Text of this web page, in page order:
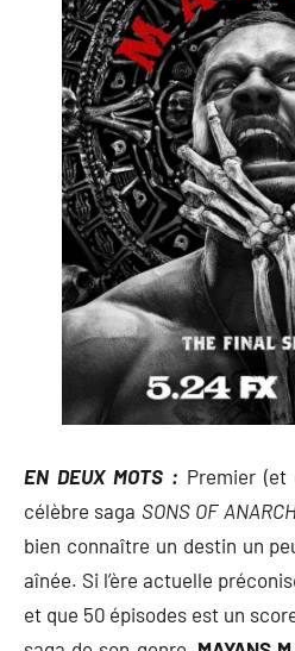
EN DEUX MOTS : Premier
célèbre saga SONS OF
bien connaître un destin un
aînée. Si l’ère actuelle
et que 50 épisodes est un